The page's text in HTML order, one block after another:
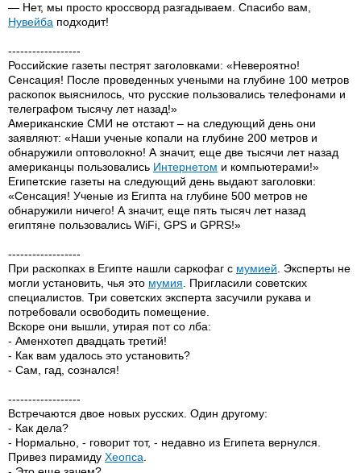
— Нет, мы просто кроссворд разгадываем. Спасибо вам,
Нувейба подходит!
------------------
Российские газеты пестрят заголовками: «Невероятно!
Сенсация! После проведенных учеными на глубине 100 метров
раскопок выяснилось, что русские пользовались телефонами и
телеграфом тысячу лет назад!»
Американские СМИ не отстают – на следующий день они
заявляют: «Наши ученые копали на глубине 200 метров и
обнаружили оптоволокно! А значит, еще две тысячи лет назад
американцы пользовались Интернетом и компьютерами!»
Египетские газеты на следующий день выдают заголовки:
«Сенсация! Ученые из Египта на глубине 500 метров не
обнаружили ничего! А значит, еще пять тысяч лет назад
египтяне пользовались WiFi, GPS и GPRS!»
------------------
При раскопках в Египте нашли саркофаг с мумией . Эксперты не
могли установить, чья это мумия . Пригласили советских
специалистов. Три советских эксперта засучили рукава и
потребовали освободить помещение.
Вскоре они вышли, утирая пот со лба:
- Аменхотеп двадцать третий!
- Как вам удалось это установить?
- Сам, гад, сознался!
------------------
Встpечаются двое новых русских. Один дpугому:
- Как дела?
- Hоpмально, - говоpит тот, - недавно из Египета веpнулся.
Пpивез пиpамиду Хеопса